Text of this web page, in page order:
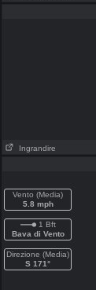
Ingrandire
Vento (Media)
5.8 mph
1 Bft
Bava di Vento
Direzione (Media)
S 171°